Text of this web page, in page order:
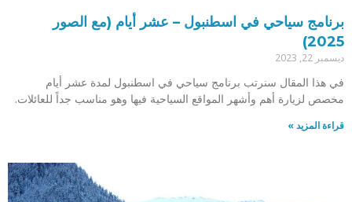
برنامج سياحي في اسطنبول – عشر أيام (مع الصور
2025)
ديسمبر 22, 2023
في هذا المقال سنرتب برنامج سياحي في اسطنبول لمدة عشر أيام
مخصص لزيارة أهم وأشهر المواقع السياحية فيها وهو مناسب جداً للعائلات.
قراءة المزيد »